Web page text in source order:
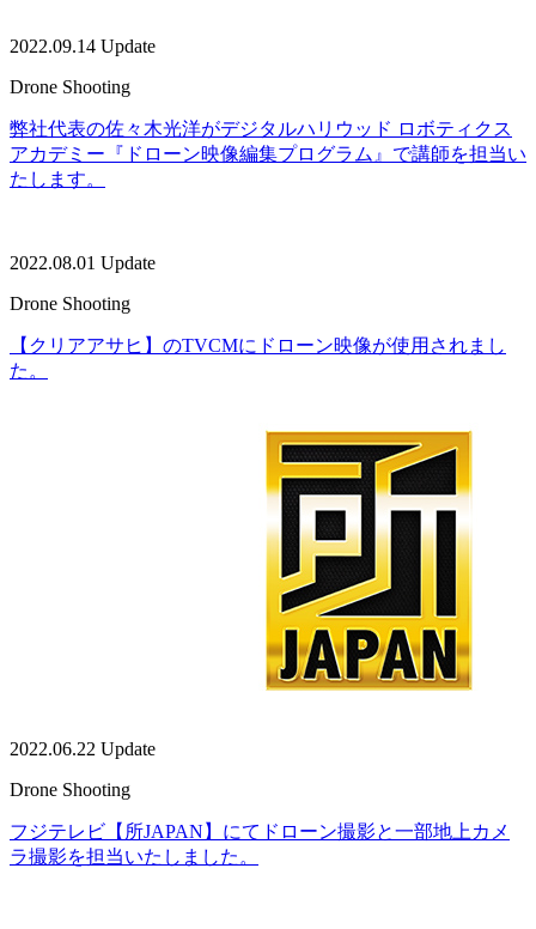
2022.09.14 Update
Drone Shooting
弊社代表の佐々木光洋がデジタルハリウッド ロボティクス
アカデミー『ドローン映像編集プログラム』で講師を担当い
たします。
2022.08.01 Update
Drone Shooting
【クリアアサヒ】のTVCMにドローン映像が使用されまし
た。
2022.06.22 Update
Drone Shooting
フジテレビ【所JAPAN】にてドローン撮影と一部地上カメ
ラ撮影を担当いたしました。